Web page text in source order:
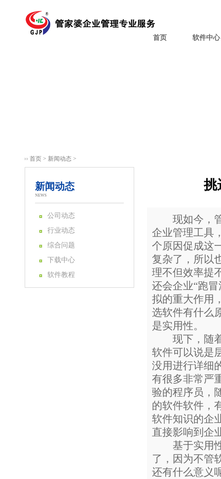
首页 软件中心
首页 > 新闻动态 >
新闻动态
NEWS
公司动态
行业动态
综合问题
下载中心
软件教程
挑
现如今，管
企业管理工具
个原因促成这
复杂了，所以
理不但效率提
还会企业“跑
拟的重大作用
选软件有什么
是实用性。
现下，随着
软件可以说是
没用进行详细
有很多非常严
验的程序员，
的软件软件，
软件知识的企
直接影响到企
基于实用性
了，因为不管
还有什么意义